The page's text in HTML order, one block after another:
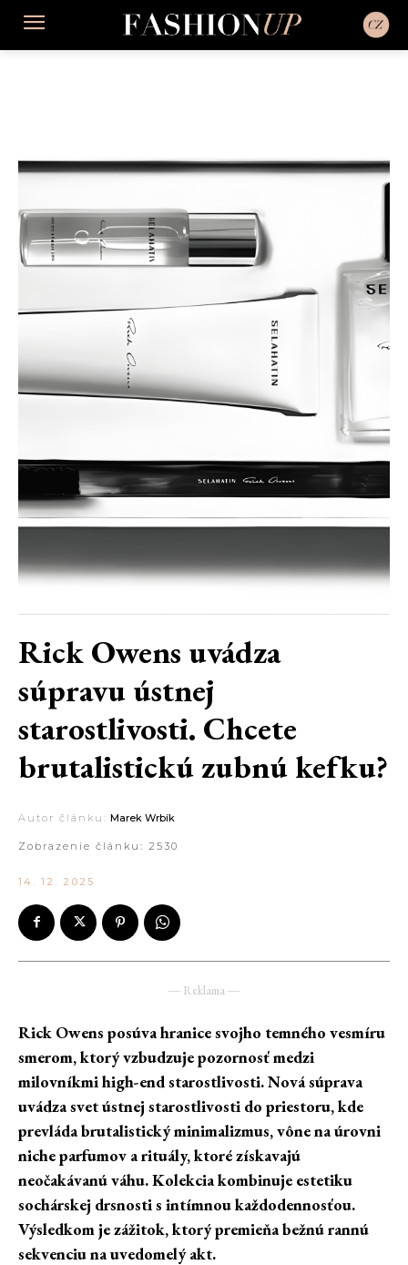
Rick Owens uvádza
súpravu ústnej
starostlivosti. Chcete
brutalistickú zubnú kefku?
Autor článku: Marek Wrbík
Zobrazenie článku: 2530
14. 12. 2025
― Reklama ―
Rick Owens posúva hranice svojho temného vesmíru
smerom, ktorý vzbudzuje pozornosť medzi
milovníkmi high-end starostlivosti. Nová súprava
uvádza svet ústnej starostlivosti do priestoru, kde
prevláda brutalistický minimalizmus, vône na úrovni
niche parfumov a rituály, ktoré získavajú
neočakávanú váhu. Kolekcia kombinuje estetiku
sochárskej drsnosti s intímnou každodennosťou.
Výsledkom je zážitok, ktorý premieňa bežnú rannú
sekvenciu na uvedomelý akt.